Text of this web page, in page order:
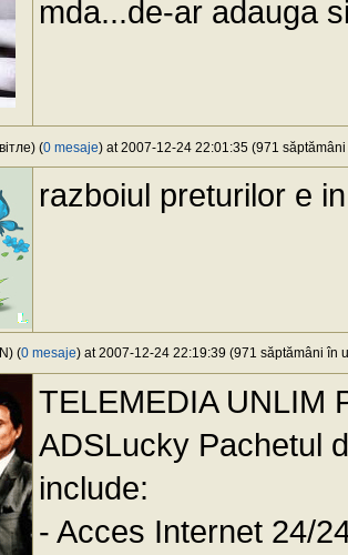
mda...de-ar adauga
(0 mesaje) at 2007-12-24 22:01:35 (971
razboiul preturilor e
(0 mesaje) at 2007-12-24 22:19:39 (971 săptămâni în
TELEMEDIA UNLIM
ADSLucky Pachetul
include:
- Acces Internet 24/